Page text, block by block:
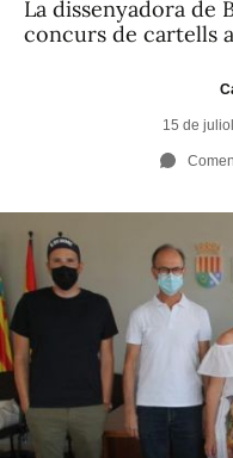
La dissenyadora de
concurs de cartells
15 de